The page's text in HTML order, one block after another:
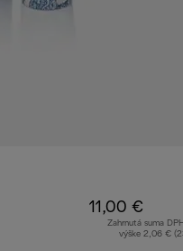
11,00 €
Zahrnutá suma
výške 2,06 €